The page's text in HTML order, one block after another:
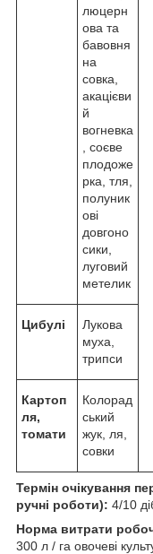
люцерн
ова та
бавовня
на
совка,
акацієви
й
вогневка
, соєве
плодоже
рка, тля,
полуник
ові
довгоно
сики,
луговий
метелик
Цибулі
Лукова
муха,
трипси
Картоп
ля,
томати
Колорад
ський
жук, ля,
совки
Термін очікування
ручні роботи): 4/10
Норма витрати
300 л / га овочеві